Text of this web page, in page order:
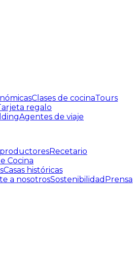
Clases de cocinaTours
regalo
Agentes de viaje
productoresRecetario
Cocina
Casas históricas
a nosotrosSostenibilidad Prensa